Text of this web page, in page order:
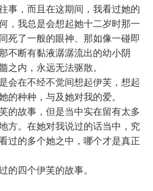
，而且在这期间，我看过她的
，我总是会想起她十二岁时那一
死了一般的眼神、那如像一碰即
不断有黏液潺潺流出的幼小阴
之内，永远无法驱散。
在不经不觉间想起伊芙，想起
的种种，与及她对我的爱。
故事，但是当中实在留有太多
方。在她对我说过的话当中，究
过的多个她之中，哪个才是真正
四个伊芙的故事。